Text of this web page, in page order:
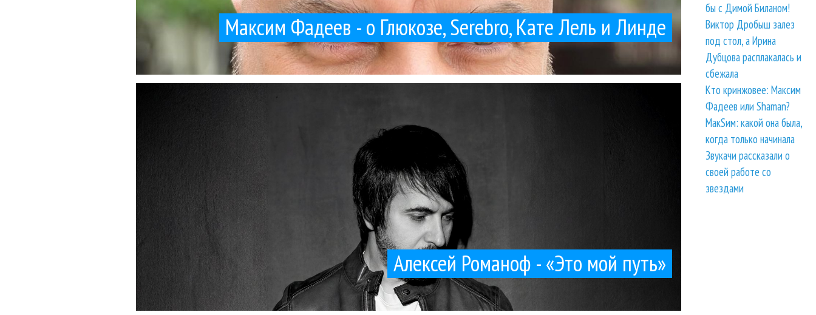
Максим Фадеев - о Глюкозе, Serebro, Кате Лель и Линде
Алексей Романоф - «Это мой путь»
10 апреля. Поп. 10.04.2026 Романоф продолжает разгребать свои бездонные архивы демок...
бы с Димой Биланом!
Виктор Дробыш залез
под стол, а Ирина
Дубцова расплакалась и
сбежала
Кто кринжовее: Максим
Фадеев или Shaman?
МакSим: какой она была,
когда только начинала
Звукачи рассказали о
своей работе со
звездами